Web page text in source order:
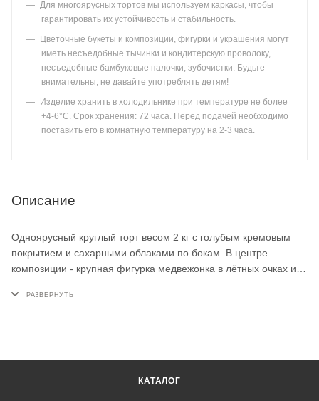
Для многоярусных тортов мы используем каркасы, чтобы
гарантировать их устойчивость и стабильность.
Цветочные букеты и композиции, фигурки и украшения могут
иметь несъедобные тычинки и кондитерскую проволоку,
несъедобные бамбуковые палочки, зубочистки. Будьте
внимательны, не давайте употреблять детям!
Изделие хранить в холодильнике при температуре не более
+4-6°С. Срок хранения: 72 часа. Перед подачей необходимо
поставить его в комнатную температуру на 2-3 часа.
Описание
Одноярусный круглый торт весом 2 кг с голубым кремовым
покрытием и сахарными облаками по бокам. В центре
композиции - крупная фигурка медвежонка в лётных очках и
детский торт на заказ для мальчика на первый день рождения.
КАТАЛОГ